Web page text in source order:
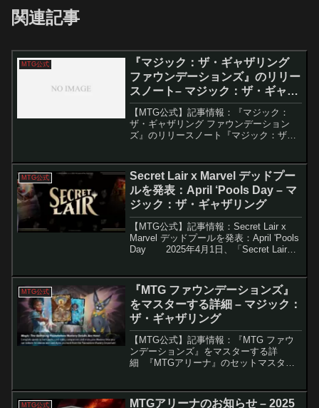
関連記事
MTG公式
『マジック：ザ・ギャザリング
ファウンデーションズ』のリリー
スノート– マジック：ザ・ギャザ
リング
【MTG公式】記事情報：『マジック：
ザ・ギャザリング ファウンデーション
ズ』のリリースノート『マジック：ザ・
ており、初心者から経験者まで幅広いプ
レイヤーが楽し...
MTG公式
Secret Lair x Marvel デッドプー
ルを発表：April ‘Pools Day – マ
ジック：ザ・ギャザリング
【MTG公式】記事情報：Secret Lair x
Marvel デッドプールを発表：April 'Pools
Day 2025年4月1日、「Secret Lair」
MTG公式
『MTG ファウンデーションズ』
をマスターする詳細 – マジック：
ザ・ギャザリング
【MTG公式】記事情報：『MTG ファウ
ンデーションズ』をマスターする詳
細 『MTGアリーナ』のセットマスタリ
ロックできるシステムです。マスタリー
MTG公式
MTGアリーナのお知らせ – 2025